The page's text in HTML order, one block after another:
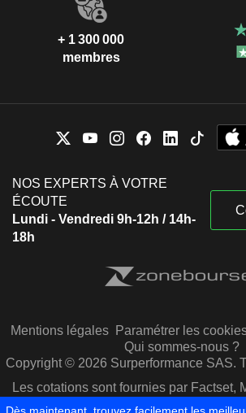
+ 1 300 000
membres
NOS EXPERTS À VOTRE
ÉCOUTE
Lundi - Vendredi 9h-12h / 14h-
18h
Mentions légales Paramétrer les
Qui sommes-nous ?
Copyright © 2026 Surperformance SAS.
Les cotations sont fournies par Factset,
Capital IQ